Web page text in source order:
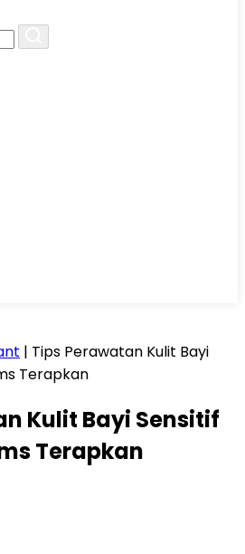
| Tips Perawatan Kulit Bayi
Terapkan
Kulit Bayi Sensitif
Terapkan